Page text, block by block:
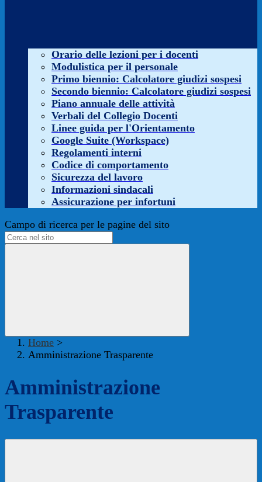
Orario delle lezioni per i docenti
Modulistica per il personale
Primo biennio: Calcolatore giudizi sospesi
Secondo biennio: Calcolatore giudizi sospesi
Piano annuale delle attività
Verbali del Collegio Docenti
Linee guida per l'Orientamento
Google Suite (Workspace)
Regolamenti interni
Codice di comportamento
Sicurezza del lavoro
Informazioni sindacali
Assicurazione per infortuni
Campo di ricerca per le pagine del sito
Home >
Amministrazione Trasparente
Amministrazione
Trasparente